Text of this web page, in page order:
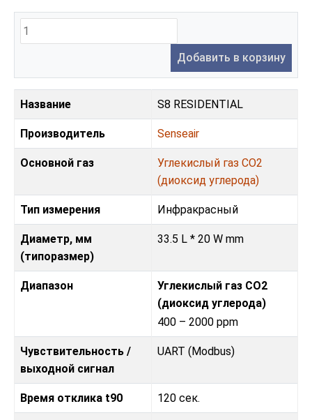
Добавить в корзину
Название S8 RESIDENTIAL
Производитель Senseair
Основной газ
Углекислый газ CO2
(диоксид углерода)
Тип измерения Инфракрасный
Диаметр, мм
(типоразмер)
33.5 L * 20 W mm
Диапазон
Углекислый газ CO2
(диоксид углерода)
400 – 2000 ppm
Чувствительность /
выходной сигнал
UART (Modbus)
Время отклика t90 120 сек.